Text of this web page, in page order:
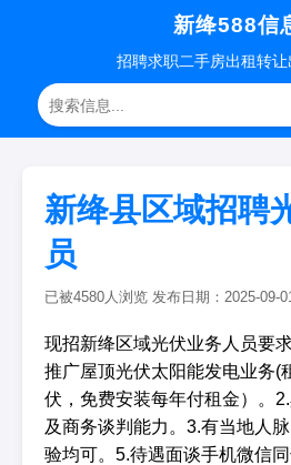
新绛588信
招聘求职二手房出租转让
新绛县区域招聘
员
已被4580人浏览 发布日期：2025-09-
现招新绛区域光伏业务人员要
推广屋顶光伏太阳能发电业务(
伏，免费安装每年付租金）。
及商务谈判能力。3.有当地人
验均可。5.待遇面谈手机微信